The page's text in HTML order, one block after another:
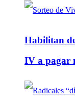
Habilitan
IV a pagar